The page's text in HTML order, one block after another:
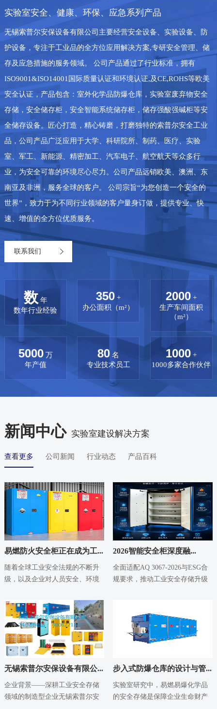
实验室安全、健康、环保、应急系列产品
无锡索普尔安保设备有限公司主要经营安全设备、实验设备、防
护设备，专注于工业品的全方位应用解决方案,专研安全管理、储
存及应急措施的服务领域。 公司产品通过了行业标准，拥有
ISO9001&ISO14001国际质量认证和环境认证,及CE,ROHS等欧美
安全认证，产品包含：室外化学品防爆仓库，实验室废弃物安全
存储，安全储存柜，安全智能系统储存柜，储存强酸强碱柜等安
全储存设备。匠心打造，精心铸磨，打磨独特的索普尔安全工业
品，公司产品广泛应用于大学、科研院所、制药、医疗、实验
室、军工、新能源、精密加工、汽车电子、航空航天等众多行
业，为安全可靠的环境尽心尽力。公司产品远销欧美、澳洲、东
南亚及非洲，服务全球的客户。 公司宗旨“为您创造一个安全的
世界”，致力于为不同行业领域的客户量身订做，提供专业、快
速、增值的全方位优质服务。
联系我们
数 年
数年行业经验
350 +
办公面积（m²）
2000 +
生产车间面积
（m²）
5000万
年产值
80 名
专业技术员工
1000 +
1000多家合作伙伴
新闻中心实验室建设解决方案
查看更多 公司新闻 行业动态 产品百科
易燃防火安全柜正在成为工...
2026-05-18
随着全球工业安全法规的不断升
级，以及企业对人员安全、环境
高，易燃防火安全柜...
2026智能安全柜深度融...
2026-05-14
全面适配AQ 3067-2026与ESG合
规要求，推动工业安全存储升级
无锡索普尔安保设备有限公...
2026-05-14
企业背景——深耕工业安全存储
领域的制造型企业无锡索普尔安
步入式防爆仓库的设计与管...
2026-05-14
实验室研究中，易燃易爆化学品
的安全存储是保障企业生命财产